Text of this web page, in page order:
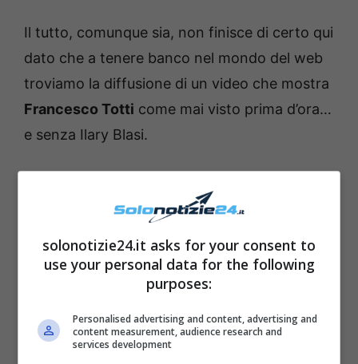
Il tutto, comunque sia, non finisce di certo qui
dato che a tenere banco nel mondo del web
troviamo la diffusione di un video che mostra
Francesco Totti come mai visto prima d’ora…
e senza Ilary Blasi.
solonotizie24.it asks for your consent to
use your personal data for the following
purposes:
Personalised advertising and content, advertising and
content measurement, audience research and
services development